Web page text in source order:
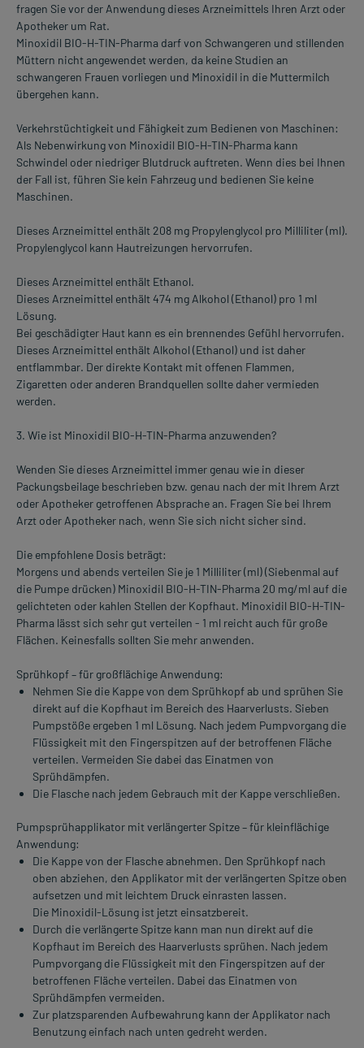
fragen Sie vor der Anwendung dieses Arzneimittels Ihren Arzt oder
Apotheker um Rat.
Minoxidil BIO-H-TIN-Pharma darf von Schwangeren und stillenden
Müttern nicht angewendet werden, da keine Studien an
schwangeren Frauen vorliegen und Minoxidil in die Muttermilch
übergehen kann.
Verkehrstüchtigkeit und Fähigkeit zum Bedienen von Maschinen:
Als Nebenwirkung von Minoxidil BIO-H-TIN-Pharma kann
Schwindel oder niedriger Blutdruck auftreten. Wenn dies bei Ihnen
der Fall ist, führen Sie kein Fahrzeug und bedienen Sie keine
Maschinen.
Dieses Arzneimittel enthält 208 mg Propylenglycol pro Milliliter (ml).
Propylenglycol kann Hautreizungen hervorrufen.
Dieses Arzneimittel enthält Ethanol.
Dieses Arzneimittel enthält 474 mg Alkohol (Ethanol) pro 1 ml
Lösung.
Bei geschädigter Haut kann es ein brennendes Gefühl hervorrufen.
Dieses Arzneimittel enthält Alkohol (Ethanol) und ist daher
entflammbar. Der direkte Kontakt mit offenen Flammen,
Zigaretten oder anderen Brandquellen sollte daher vermieden
werden.
3. Wie ist Minoxidil BIO-H-TIN-Pharma anzuwenden?
Wenden Sie dieses Arzneimittel immer genau wie in dieser
Packungsbeilage beschrieben bzw. genau nach der mit Ihrem Arzt
oder Apotheker getroffenen Absprache an. Fragen Sie bei Ihrem
Arzt oder Apotheker nach, wenn Sie sich nicht sicher sind.
Die empfohlene Dosis beträgt:
Morgens und abends verteilen Sie je 1 Milliliter (ml) (Siebenmal auf
die Pumpe drücken) Minoxidil BIO-H-TIN-Pharma 20 mg/ml auf die
gelichteten oder kahlen Stellen der Kopfhaut. Minoxidil BIO-H-TIN-
Pharma lässt sich sehr gut verteilen - 1 ml reicht auch für große
Flächen. Keinesfalls sollten Sie mehr anwenden.
Sprühkopf – für großflächige Anwendung:
Nehmen Sie die Kappe von dem Sprühkopf ab und sprühen Sie
direkt auf die Kopfhaut im Bereich des Haarverlusts. Sieben
Pumpstöße ergeben 1 ml Lösung. Nach jedem Pumpvorgang die
Flüssigkeit mit den Fingerspitzen auf der betroffenen Fläche
verteilen. Vermeiden Sie dabei das Einatmen von
Sprühdämpfen.
Die Flasche nach jedem Gebrauch mit der Kappe verschließen.
Pumpsprühapplikator mit verlängerter Spitze – für kleinflächige
Anwendung:
Die Kappe von der Flasche abnehmen. Den Sprühkopf nach
oben abziehen, den Applikator mit der verlängerten Spitze oben
aufsetzen und mit leichtem Druck einrasten lassen.
Die Minoxidil-Lösung ist jetzt einsatzbereit.
Durch die verlängerte Spitze kann man nun direkt auf die
Kopfhaut im Bereich des Haarverlusts sprühen. Nach jedem
Pumpvorgang die Flüssigkeit mit den Fingerspitzen auf der
betroffenen Fläche verteilen. Dabei das Einatmen von
Sprühdämpfen vermeiden.
Zur platzsparenden Aufbewahrung kann der Applikator nach
Benutzung einfach nach unten gedreht werden.